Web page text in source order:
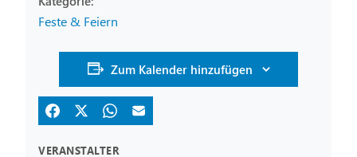
Feste & Feiern
Zum Kalender hinzufügen
VERANSTALTER